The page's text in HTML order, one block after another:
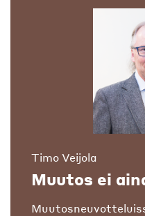
Timo Veijola
Muutos ei